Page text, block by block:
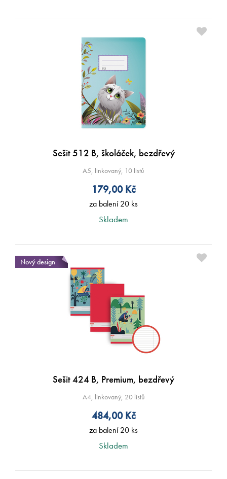
Sešit 512 B, školáček, bezdřevý
A5, linkovaný, 10 listů
179,00Kč
za balení 20 ks
Skladem
Nový design
Sešit 424 B, Premium, bezdřevý
A4, linkovaný, 20 listů
484,00Kč
za balení 20 ks
Skladem